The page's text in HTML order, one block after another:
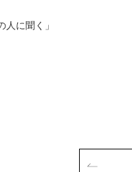
に聞く」